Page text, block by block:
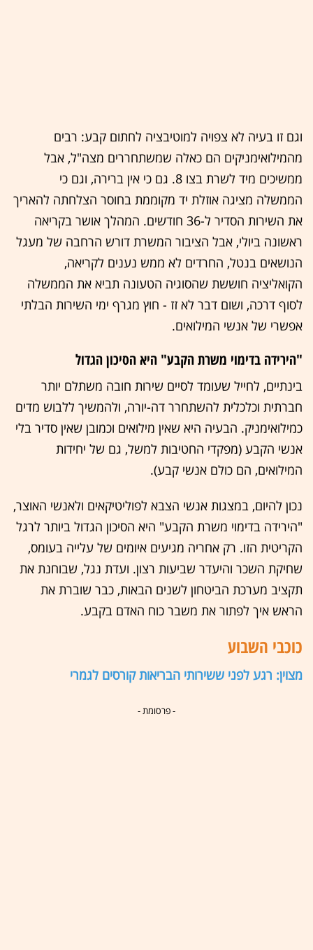
וגם זו בעיה לא צפויה למוטיבציה לחתום קבע: רבים
מהמילואימניקים הם כאלה שמשתחררים מצה"ל, אבל
ממשיכים מיד לשרת בצו 8. גם כי אין ברירה, וגם כי
הממשלה מציגה אוזלת יד מקוממת בחוסר הצלחתה להאריך
את השירות הסדיר ל-36 חודשים. המהלך אושר בקריאה
ראשונה ביולי, אבל הציבור המשרת דורש הרחבה של מעגל
הנושאים בנטל, החרדים לא ממש נענים לקריאה,
הקואליציה חוששת שהסוגיה הטעונה תביא את הממשלה
לסוף דרכה, ושום דבר לא זז - חוץ מגרף ימי השירות הבלתי
אפשרי של אנשי המילואים.
"הירידה בדימוי משרת הקבע" היא הסיכון הגדול
בינתיים, לחייל שעומד לסיים שירות חובה משתלם יותר
חברתית וכלכלית להשתחרר דה-יורה, ולהמשיך ללבוש מדים
כמילואימניק. הבעיה היא שאין מילואים וכמובן שאין סדיר בלי
אנשי הקבע (מפקדי החטיבות למשל, גם של יחידות
המילואים, הם כולם אנשי קבע).
נכון להיום, במצגות אנשי הצבא לפוליטיקאים ולאנשי האוצר,
"הירידה בדימוי משרת הקבע" היא הסיכון הגדול ביותר לרגל
הקריטית הזו. רק אחריה מגיעים איומים של עלייה בעומס,
שחיקת השכר והיעדר שביעות רצון. ועדת נגל, שבוחנת את
תקציב מערכת הביטחון לשנים הבאות, כבר שוברת את
הראש איך לפתור את משבר כוח האדם בקבע.
כוכבי השבוע
מצוין: רגע לפני ששירותי הבריאות קורסים לגמרי
- פרסומת -